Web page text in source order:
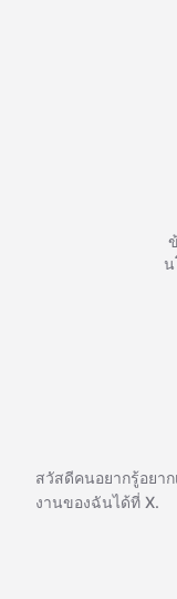
น
สวัสดีคนอยากรู้อยา
งานของฉันได้ที่ X.